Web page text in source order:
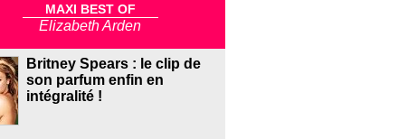
MAXI BEST OF
Elizabeth Arden
Britney Spears : le clip de
son parfum enfin en
intégralité !